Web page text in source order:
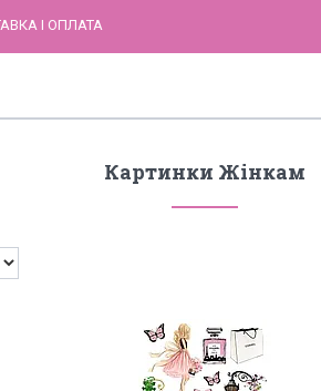
І ОПЛАТА
Картинки Жінкам